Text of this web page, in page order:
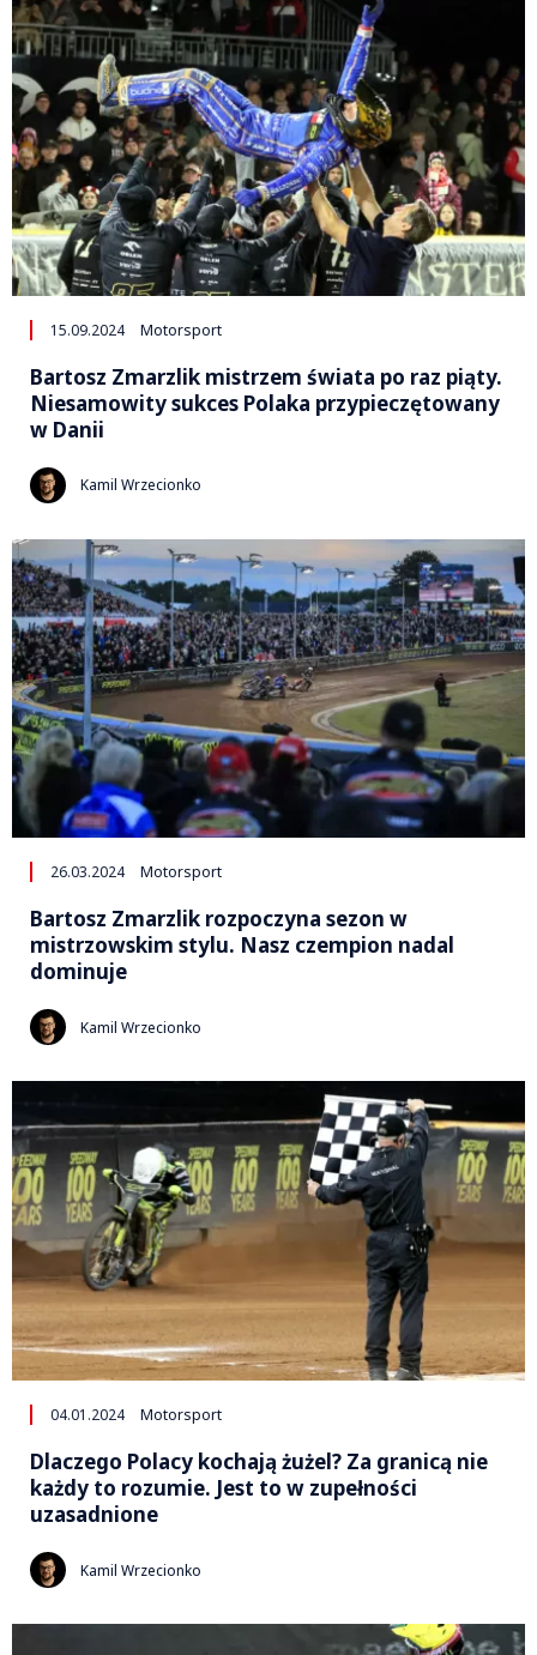
15.09.2024 Motorsport
Bartosz Zmarzlik mistrzem świata po raz piąty.
Niesamowity sukces Polaka przypieczętowany
w Danii
Kamil Wrzecionko
26.03.2024 Motorsport
Bartosz Zmarzlik rozpoczyna sezon w
mistrzowskim stylu. Nasz czempion nadal
dominuje
Kamil Wrzecionko
04.01.2024 Motorsport
Dlaczego Polacy kochają żużel? Za granicą nie
każdy to rozumie. Jest to w zupełności
uzasadnione
Kamil Wrzecionko